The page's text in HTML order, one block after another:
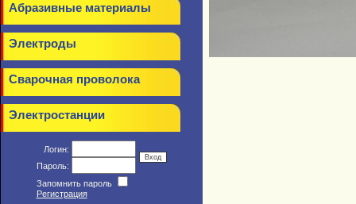
Абразивные материалы
Электроды
Сварочная проволока
Электростанции
Логин:
Пароль:
Запомнить пароль
Регистрация